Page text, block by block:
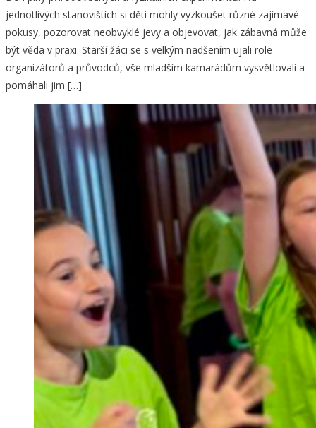
jednotlivých stanovištích si děti mohly vyzkoušet různé zajímavé
pokusy, pozorovat neobvyklé jevy a objevovat, jak zábavná může
být věda v praxi. Starší žáci se s velkým nadšením ujali role
organizátorů a průvodců, vše mladším kamarádům vysvětlovali a
pomáhali jim […]